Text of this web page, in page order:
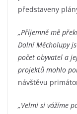
představeny
„Příjemně mě
Dolní Měcholupy
počet obyvatel a
projektů mohlo
návštěvu
„Velmi si vážíme